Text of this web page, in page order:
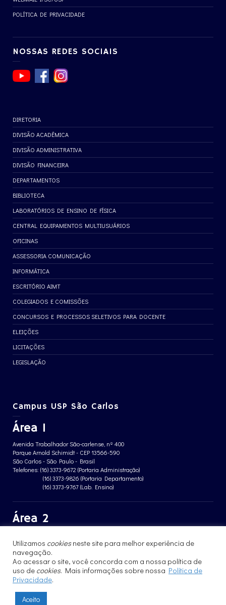
POLÍTICA DE PRIVACIDADE
NOSSAS REDES SOCIAIS
DIRETORIA
DIVISÃO ACADÊMICA
DIVISÃO ADMINISTRATIVA
DIVISÃO FINANCEIRA
DEPARTAMENTOS
BIBLIOTECA
LABORATÓRIOS DE ENSINO DE FÍSICA
CENTRAL EQUIPAMENTOS MULTIUSUÁRIOS
OFICINAS
ASSESSORIA COMUNICAÇÃO
INFORMÁTICA
ESCRITÓRIO AIMT
COLEGIADOS E COMISSÕES
CONCURSOS E PROCESSOS SELETIVOS PARA DOCENTE
ELEIÇÕES
LICITAÇÕES
LEGISLAÇÃO
Campus USP São Carlos
Área 1
Avenida Trabalhador São-carlense, nº 400
Parque Arnold Schimidt - CEP 13566-590
São Carlos - São Paulo - Brasil
Telefones: (16) 3373-9672 (Portaria Administração)
(16) 3373-9826 (Portaria Departamento)
(16) 3373-9767 (Lab. Ensino)
Área 2
Jardim Santa Angelina - CEP 13563-120
São Carlos - São Paulo - Brasil
Telefone: (16) 3373-8068 (Portaria prédio CFBio)
(16) 3364-8070 (Portaria prédio poloTErRA)
Utilizamos cookiesneste site para melhor experiência de
navegação.
Ao acessar o site, você concorda com a nossa política de
uso de cookies. Mais informações sobre nossa Política de
Privacidade.
Aceito